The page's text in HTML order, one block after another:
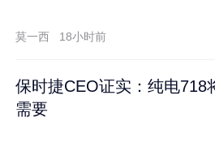
莫一西 18小时前
保时捷CEO证实：纯电718
需要